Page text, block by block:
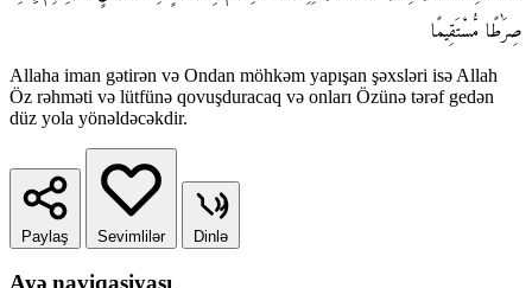
صِرَٰطًا مُّسْتَقِيمًا
Allaha iman gətirən və Ondan möhkəm yapışan şəxsləri isə Allah
Öz rəhməti və lütfünə qovuşduracaq və onları Özünə tərəf gedən
düz yola yönəldəcəkdir.
Paylaş Sevimlilər Dinlə
Ayə naviqasiyası